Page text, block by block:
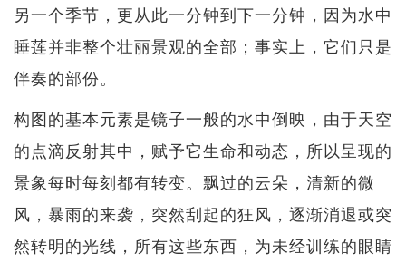
另一个季节，更从此一分钟到下一分钟，因为水中
睡莲并非整个壮丽景观的全部；事实上，它们只是
伴奏的部份。
构图的基本元素是镜子一般的水中倒映，由于天空
的点滴反射其中，赋予它生命和动态，所以呈现的
景象每时每刻都有转变。飘过的云朵，清新的微
风，暴雨的来袭，突然刮起的狂风，逐渐消退或突
然转明的光线，所有这些东西，为未经训练的眼睛